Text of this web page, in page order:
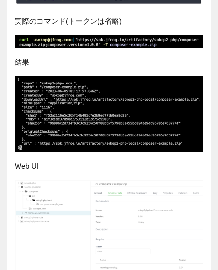
実際のコマンド( トークンは省略)
結果
Web UI